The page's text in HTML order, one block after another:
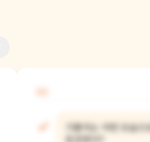
기쁨이는 어떤 모습으로